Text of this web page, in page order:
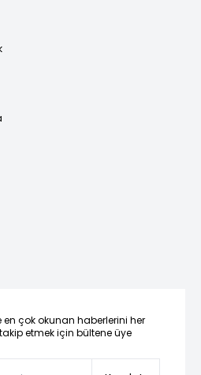
çok okunan haberlerini her
etmek için bültene üye